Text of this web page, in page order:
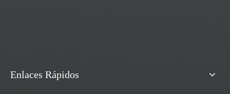
Enlaces Rápidos